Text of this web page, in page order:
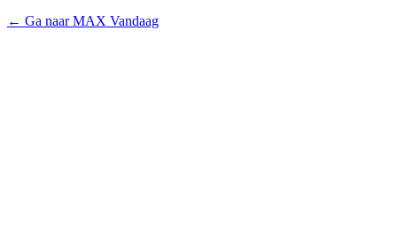
← Ga naar MAX Vandaag